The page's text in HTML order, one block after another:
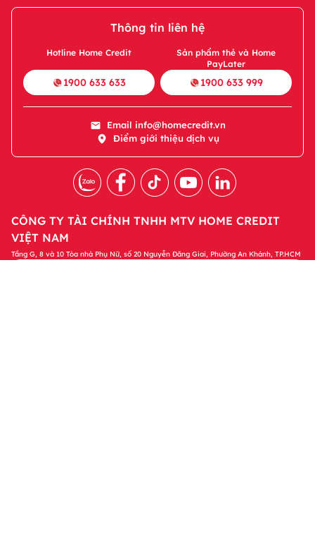
Thông tin liên hệ
Hotline Home Credit
1900 633 633
Sản phẩm thẻ và Home
PayLater
1900 633 999
Email info@homecredit.vn
Điểm giới thiệu dịch vụ
CÔNG TY TÀI CHÍNH TNHH MTV HOME CREDIT
VIỆT NAM
Tầng G, 8 và 10 Tòa nhà Phụ Nữ, số 20 Nguyễn Đăng Giai, Phường An Khánh, TP.HCM